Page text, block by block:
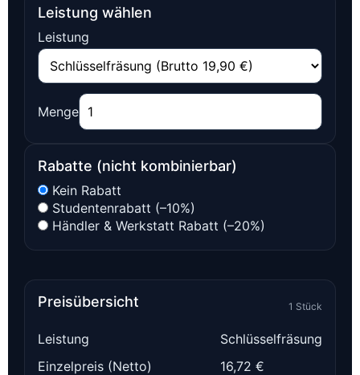
Leistung wählen
Leistung
Menge
Rabatte (nicht kombinierbar)
Kein Rabatt
Studentenrabatt (–10%)
Händler & Werkstatt Rabatt (–20%)
Preisübersicht 1 Stück
Leistung
Schlüsselfräsung
Einzelpreis (Netto)
16,72 €